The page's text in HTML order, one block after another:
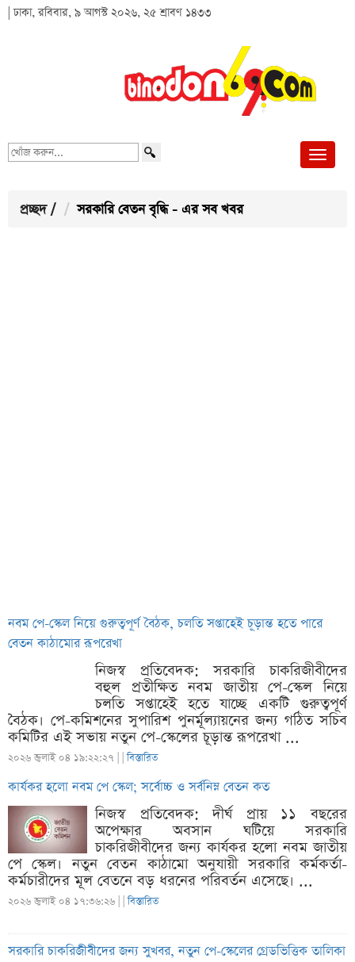
| ঢাকা, রবিবার, ৯ আগস্ট ২০২৬, ২৫ শ্রাবণ ১৪৩৩
খোঁজ
প্রচ্ছদ / সরকারি বেতন বৃদ্ধি - এর সব খবর
নবম পে-স্কেল নিয়ে গুরুত্বপূর্ণ বৈঠক, চলতি সপ্তাহেই চূড়ান্ত হতে পারে
বেতন কাঠামোর রূপরেখা
নিজস্ব প্রতিবেদক: সরকারি চাকরিজীবীদের
বহুল প্রতীক্ষিত নবম জাতীয় পে-স্কেল নিয়ে
চলতি সপ্তাহেই হতে যাচ্ছে একটি গুরুত্বপূর্ণ
বৈঠক। পে-কমিশনের সুপারিশ পুনর্মূল্যায়নের জন্য গঠিত সচিব
কমিটির এই সভায় নতুন পে-স্কেলের চূড়ান্ত রূপরেখা ...
২০২৬ জুলাই ০৪ ১৯:২২:২৭ | |বিস্তারিত
কার্যকর হলো নবম পে স্কেল; সর্বোচ্চ ও সর্বনিম্ন বেতন কত
নিজস্ব প্রতিবেদক: দীর্ঘ প্রায় ১১ বছরের
অপেক্ষার অবসান ঘটিয়ে সরকারি
চাকরিজীবীদের জন্য কার্যকর হলো নবম জাতীয়
পে স্কেল। নতুন বেতন কাঠামো অনুযায়ী সরকারি কর্মকর্তা-
কর্মচারীদের মূল বেতনে বড় ধরনের পরিবর্তন এসেছে। ...
২০২৬ জুলাই ০৪ ১৭:৩৬:২৬ | |বিস্তারিত
সরকারি চাকরিজীবীদের জন্য সুখবর, নতুন পে-স্কেলের গ্রেডভিত্তিক তালিকা